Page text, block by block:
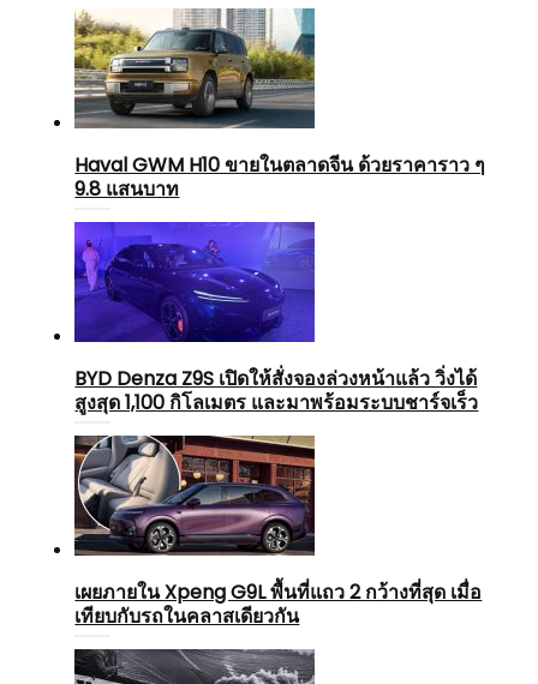
Haval GWM H10 ขายในตลาดจีน ด้วยราคาราว ๆ
9.8 แสนบาท
BYD Denza Z9S เปิดให้สั่งจองล่วงหน้าแล้ว วิ่งได้
สูงสุด 1,100 กิโลเมตร และมาพร้อมระบบชาร์จเร็ว
เผยภายใน Xpeng G9L พื้นที่แถว 2 กว้างที่สุด เมื่อ
เทียบกับรถในคลาสเดียวกัน